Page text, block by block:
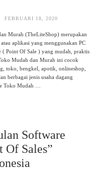
FEBRUARI 18, 2020
Murah (TheLiteShop) merupakan
aplikasi yang menggunakan PC
( Point Of Sale ) yang mudah, praktis
Mudah dan Murah ini cocok
toko, bengkel, apotik, onlineshop,
berbagai jenis usaha dagang
Toko Mudah …
Software
Of Sales”